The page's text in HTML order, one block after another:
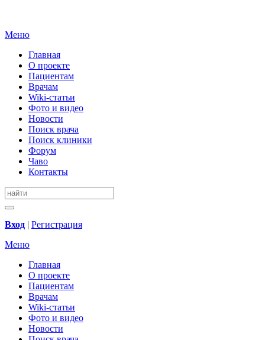
Меню
Главная
О проекте
Пациентам
Врачам
Wiki-статьи
Фото и видео
Новости
Поиск врача
Поиск клиники
Форум
Чаво
Контакты
Вход | Регистрация
Меню
Главная
О проекте
Пациентам
Врачам
Wiki-статьи
Фото и видео
Новости